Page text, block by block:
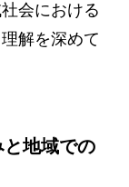
会における
解を深めて
地域での